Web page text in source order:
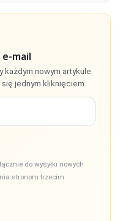
mail
nowym artykule.
jednym kliknięciem.
do wysyłki nowych
stronom trzecim.